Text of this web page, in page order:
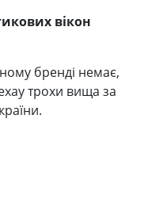
вікон
бренді немає,
трохи вища за